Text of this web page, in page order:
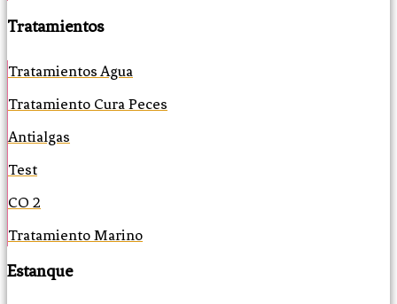
Tratamientos
Tratamientos Agua
Tratamiento Cura Peces
Antialgas
Test
CO 2
Tratamiento Marino
Estanque